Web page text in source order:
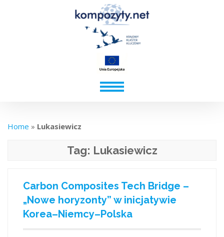
Home » Lukasiewicz
Tag: Lukasiewicz
Carbon Composites Tech Bridge –
„Nowe horyzonty” w inicjatywie
Korea–Niemcy–Polska